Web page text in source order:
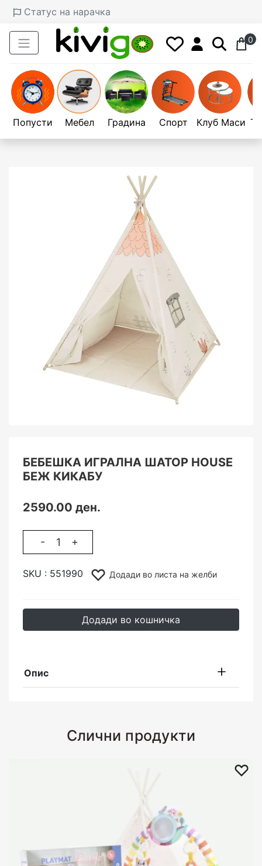
Статус на нарачка
0
Попусти Мебел Градина Спорт Клуб Маси
БЕБЕШКА ИГРАЛНА ШАТОР HOUSE
БЕЖ КИКАБУ
2590.00 ден.
- +
SKU : 551990 Додади во листа на желби
Додади во кошничка
Опис
Слични продукти